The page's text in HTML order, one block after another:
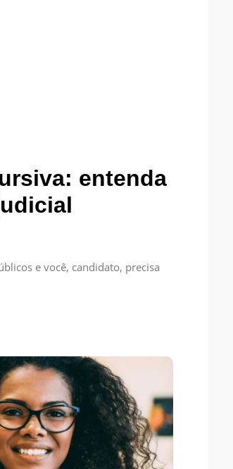
entenda
e você, candidato, precisa